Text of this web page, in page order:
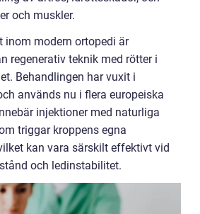
och muskler.
inom modern ortopedi är
regenerativ teknik med rötter i
Behandlingen har vuxit i
används nu i flera europeiska
injektioner med naturliga
triggar kroppens egna
kan vara särskilt effektivt vid
och ledinstabilitet.